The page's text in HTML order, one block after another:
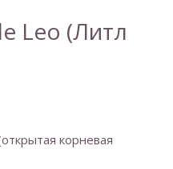
Leo (Литл
корневая